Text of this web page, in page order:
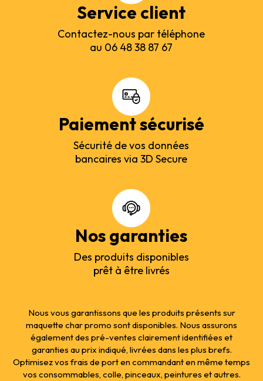
Service client
Contactez-nous par téléphone
au 06 48 38 87 67
Paiement sécurisé
Sécurité de vos données
bancaires via 3D Secure
Nos garanties
Des produits disponibles
prêt à être livrés
Nous vous garantissons que les produits présents sur
maquette char promo sont disponibles. Nous assurons
également des pré-ventes clairement identifiées et
garanties au prix indiqué, livrées dans les plus brefs.
Optimisez vos frais de port en commandant en même temps
vos consommables, colle, pinceaux, peintures et autres.